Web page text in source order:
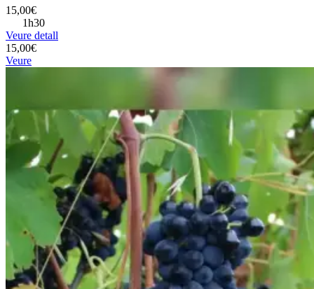
15,00€
1h30
Veure detall
15,00€
Veure